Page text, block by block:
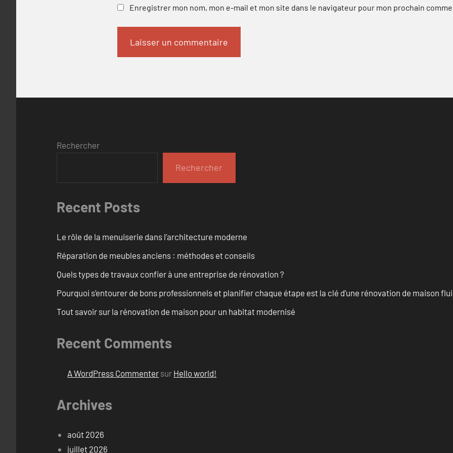
Enregistrer mon nom, mon e-mail et mon site dans le navigateur pour mon prochain
Rechercher
Rechercher
Recent Posts
Le rôle de la menuiserie dans l’architecture moderne
Réparation de meubles anciens : méthodes et conseils
Quels types de travaux confier à une entreprise de rénovation ?
Pourquoi s’entourer de bons professionnels et planifier chaque étape est la clé d’une rénovation de maison
Tout savoir sur la rénovation de maison pour un habitat modernisé
Recent Comments
A WordPress Commenter sur Hello world!
Archives
août 2026
juillet 2026